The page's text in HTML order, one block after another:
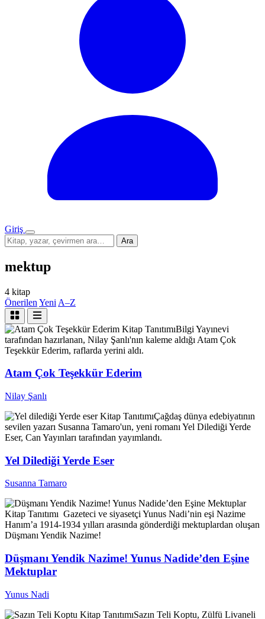
Giriş
Menü
Sitede
ara
Ara
mektup
4 kitap
Önerilen Yeni A–Z
Kitap TanıtımıBilgi Yayınevi
tarafından hazırlanan, Nilay Şanlı'nın kaleme aldığı Atam Çok
Teşekkür Ederim, raflarda yerini aldı.
Atam Çok Teşekkür Ederim
Nilay Şanlı
Kitap TanıtımıÇağdaş dünya edebiyatının
sevilen yazarı Susanna Tamaro'un, yeni romanı Yel Dilediği Yerde
Eser, Can Yayınları tarafından yayımlandı.
Yel Dilediği Yerde Eser
Susanna Tamaro
Kitap Tanıtımı Gazeteci ve siyasetçi Yunus Nadi’nin eşi Nazime
Hanım’a 1914-1934 yılları arasında gönderdiği mektuplardan oluşan
Düşmanı Yendik Nazime!
Düşmanı Yendik Nazime! Yunus Nadide’den Eşine
Mektuplar
Yunus Nadi
Kitap TanıtımıSazın Teli Koptu, Zülfü Livaneli